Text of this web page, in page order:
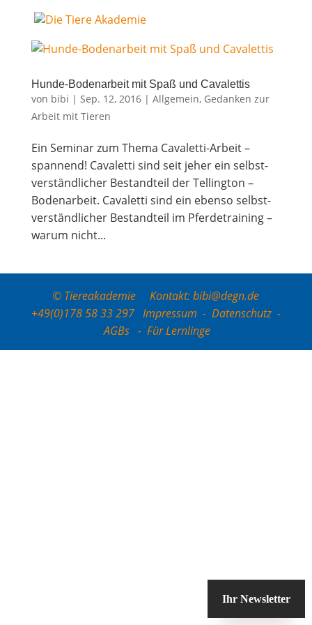
Hun­de-Boden­ar­beit mit Spaß und Cavalettis
von bibi | Sep. 12, 2016| Allgemein, Gedanken zur
Arbeit mit Tieren
Ein Semi­nar zum The­ma Cava­let­ti-Arbeit –
span­nend! Cava­let­ti sind seit jeher ein selbst­
ver­ständ­li­cher Bestand­teil der Tel­ling­ton –
Bodenarbeit. Cava­let­ti sind ein eben­so selbst­
ver­ständ­li­cher Bestand­teil im Pfer­de­trai­ning –
war­um nicht...
© Tiereakademie Kontakt: bibi@degn.de
+49(0)178 58 33 297 Impressum - Datenschutz-
AGBs -Für Lernlinge
Ihr Newsletter